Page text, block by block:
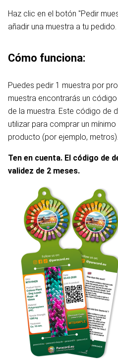
Haz clic en el botón "Pedir
añadir una muestra a tu pedido.
Cómo funciona:
Puedes pedir 1 muestra por
muestra encontrarás un
de la muestra. Este código de
utilizar para comprar un
producto (por ejemplo, metros).
Ten en cuenta. El código de
validez de 2 meses.